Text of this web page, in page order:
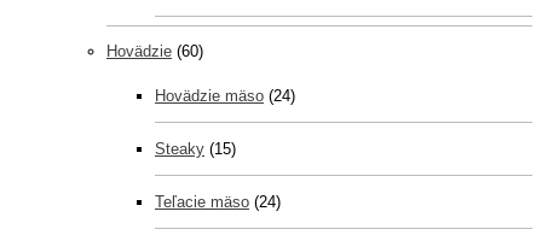
Hovädzie (60)
Hovädzie mäso (24)
Steaky (15)
Teľacie mäso (24)